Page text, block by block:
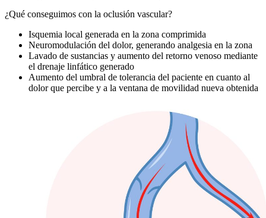
¿Qué conseguimos con la oclusión vascular?
Isquemia local generada en la zona comprimida
Neuromodulación del dolor, generando analgesia en la zona
Lavado de sustancias y aumento del retorno venoso mediante
el drenaje linfático generado
Aumento del umbral de tolerancia del paciente en cuanto al
dolor que percibe y a la ventana de movilidad nueva obtenida